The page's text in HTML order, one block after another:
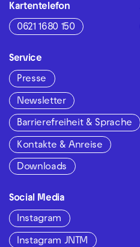
Kartentelefon
0621 1680 150
Service
Presse
Newsletter
Barrierefreiheit & Sprache
Kontakte & Anreise
Downloads
Social Media
Instagram
Instagram JNTM